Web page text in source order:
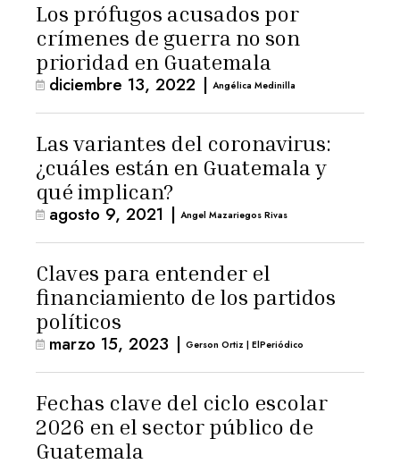
Los prófugos acusados por
crímenes de guerra no son
prioridad en Guatemala
diciembre 13, 2022 | Angélica Medinilla
Las variantes del coronavirus:
¿cuáles están en Guatemala y
qué implican?
agosto 9, 2021 | Angel Mazariegos Rivas
Claves para entender el
financiamiento de los partidos
políticos
marzo 15, 2023 | Gerson Ortiz | ElPeriódico
Fechas clave del ciclo escolar
2026 en el sector público de
Guatemala